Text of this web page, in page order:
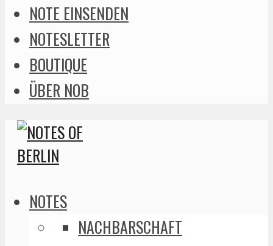
NOTE EINSENDEN
NOTESLETTER
BOUTIQUE
ÜBER NOB
NOTES
NACHBARSCHAFT